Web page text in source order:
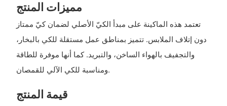
مميزات المنتج
تعتمد هذه الماكينة على مبدأ الكيّ الأصلي لضمان كيّ ممتاز
دون إتلاف الملابس. تتميز بمناطق عمل مستقلة للكي بالبخار،
والتجفيف بالهواء الساخن، والتبريد. كما أنها موفرة للطاقة
ومناسبة للكي الآلي للقمصان.
قيمة المنتج